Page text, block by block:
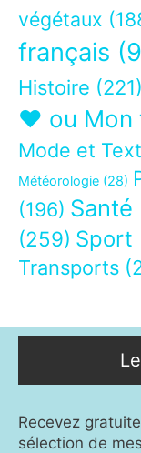
végétaux
français
Histoire (221)
❤ ou Mon
Mode et
Météorologie (28)
(196) Santé
(259) Sport
Transports
Recevez
sélection de